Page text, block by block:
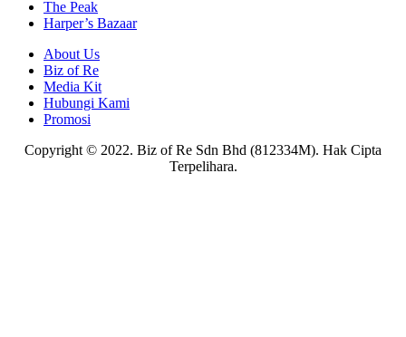
The Peak
Harper’s Bazaar
About Us
Biz of Re
Media Kit
Hubungi Kami
Promosi
Copyright © 2022. Biz of Re Sdn Bhd (812334M). Hak Cipta
Terpelihara.